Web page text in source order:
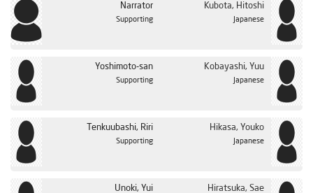
Narrator
Supporting
Kubota, Hitoshi
Japanese
Yoshimoto-san
Supporting
Kobayashi, Yuu
Japanese
Tenkuubashi, Riri
Supporting
Hikasa, Youko
Japanese
Unoki, Yui Hiratsuka, Sae